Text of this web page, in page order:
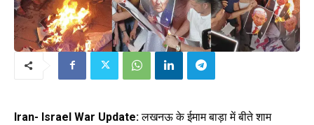
Iran- Israel War Update:लखनऊ के ईमाम बाड़ा में बीते शाम